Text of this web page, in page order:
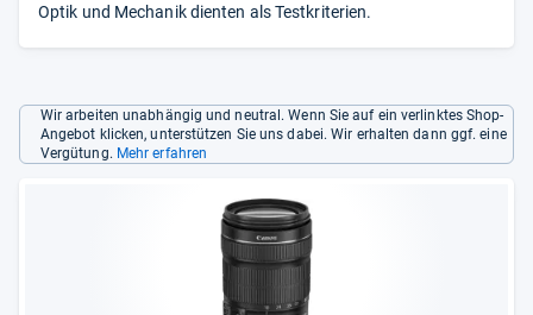
Optik und Mechanik dienten als Testkriterien.
Wir arbeiten unabhängig und neutral. Wenn Sie auf ein verlinktes Shop-
Angebot klicken, unterstützen Sie uns dabei. Wir erhalten dann ggf. eine
Vergütung. Mehr erfahren